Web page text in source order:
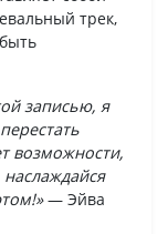
трек,
записью, я
возможности,
— Эйва